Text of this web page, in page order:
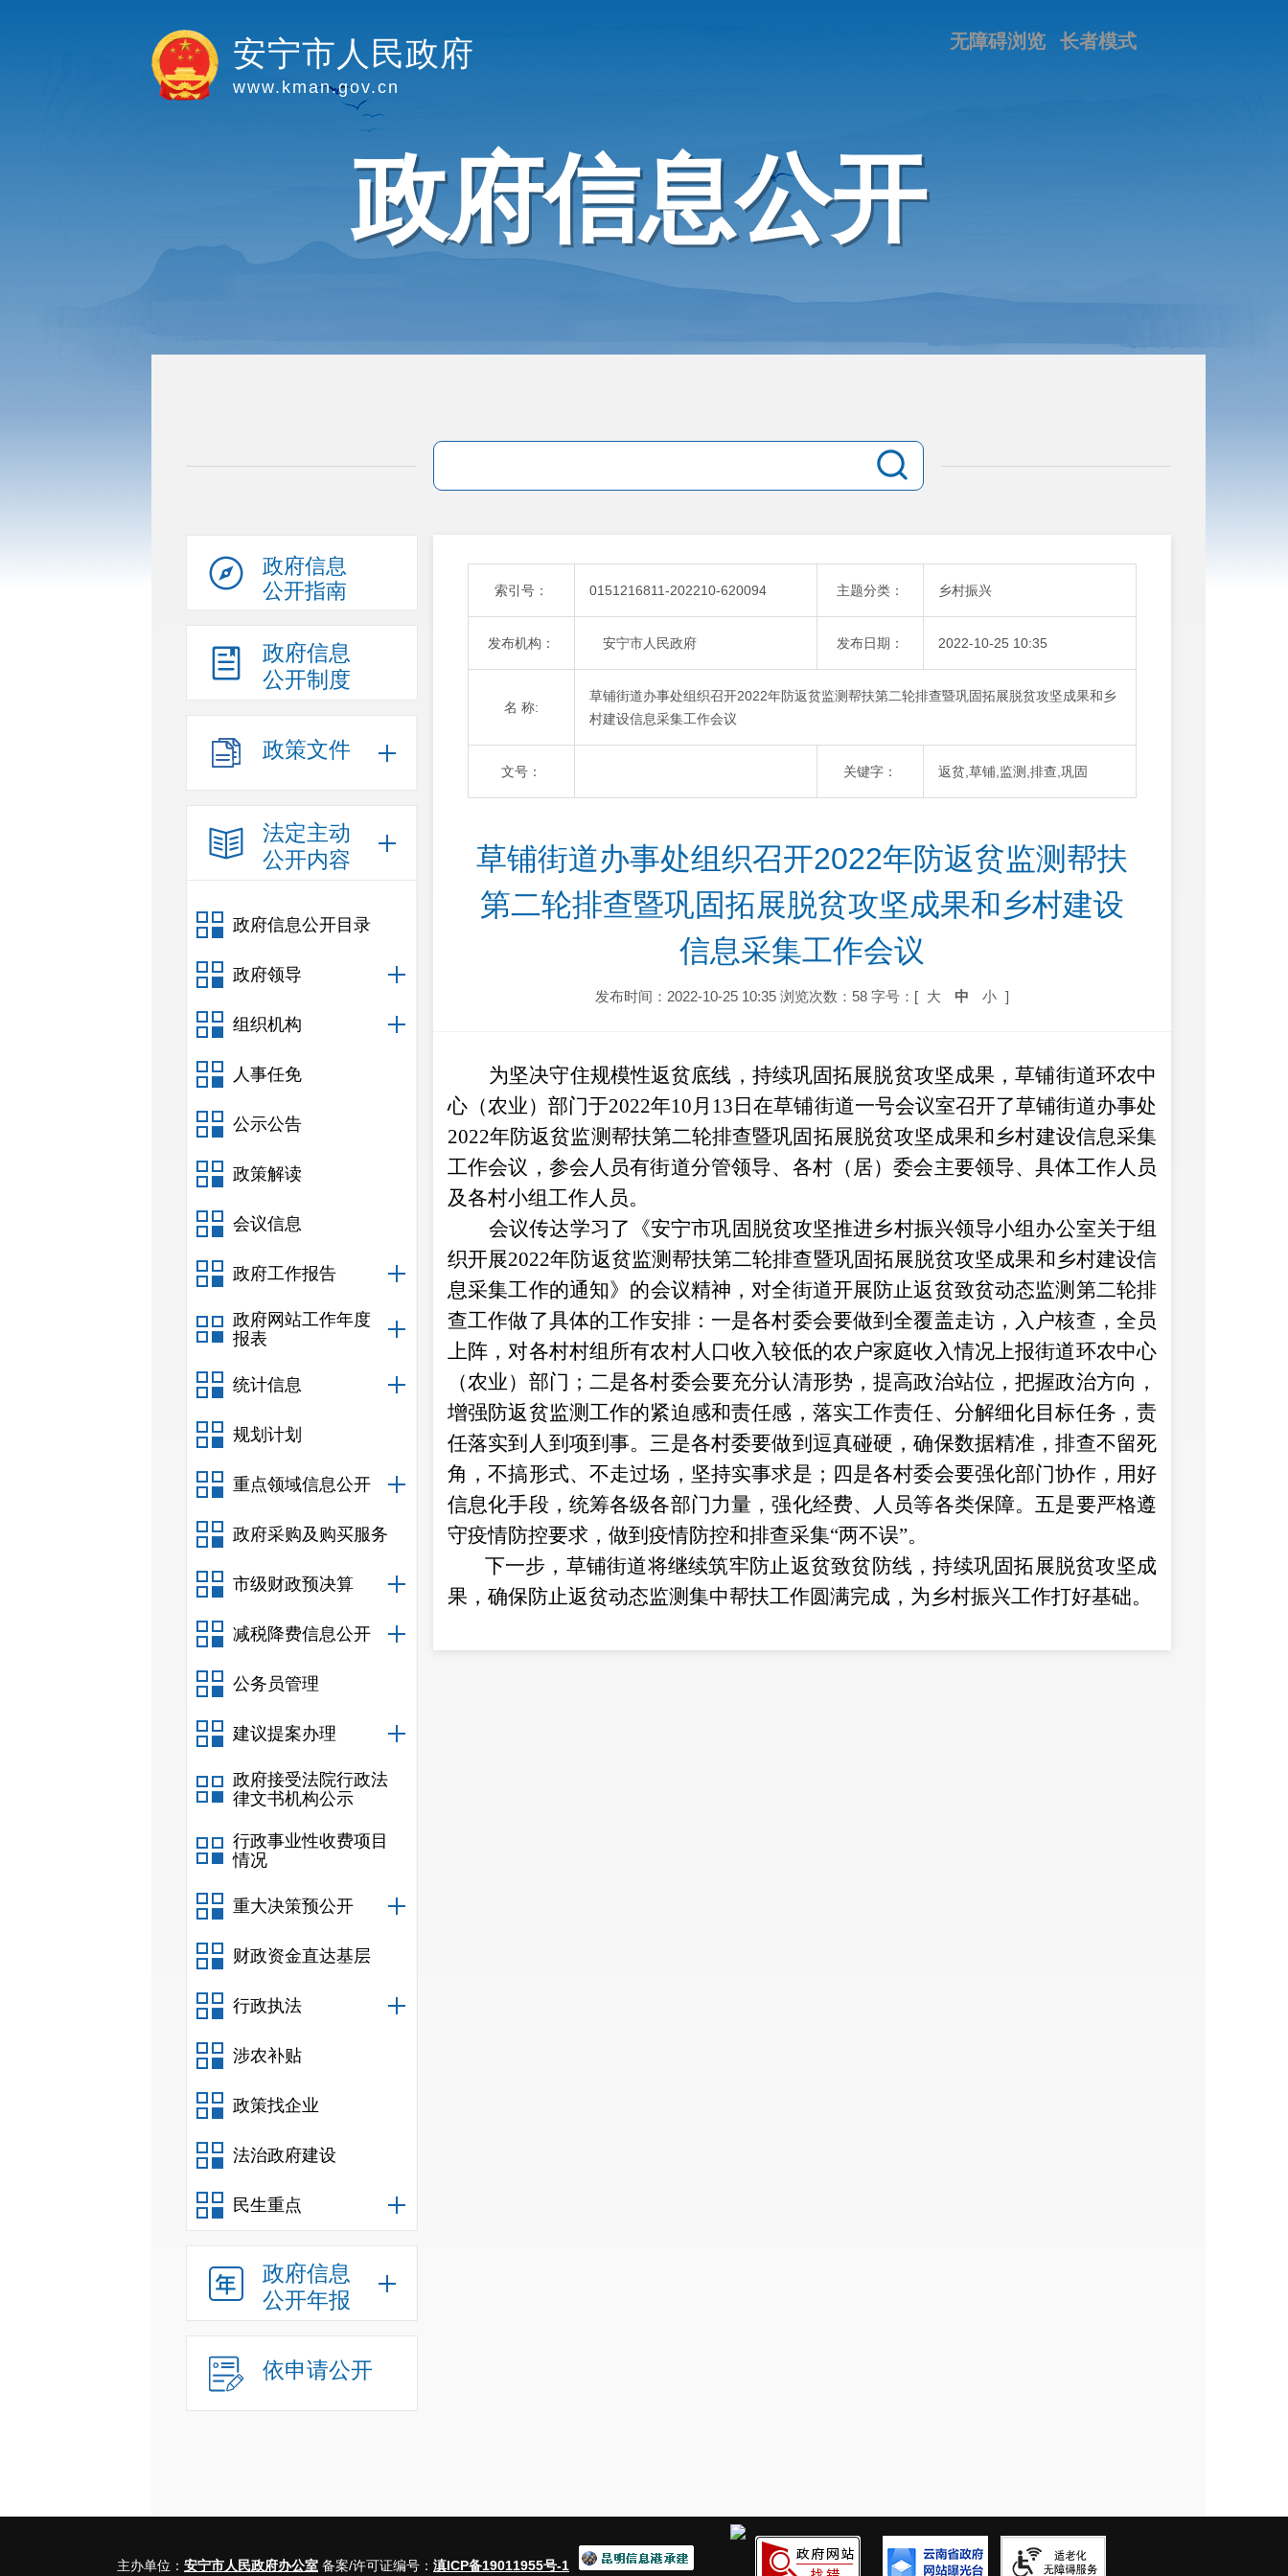
长者模式
无障碍浏览
安宁市人民政府
www.kman.gov.cn
政府信息公开
政府信息
公开指南
政府信息
公开制度
政策文件
法定主动
公开内容
政府信息公开目录
政府领导
组织机构
人事任免
公示公告
政策解读
会议信息
政府工作报告
政府网站工作年度
报表
统计信息
规划计划
重点领域信息公开
政府采购及购买服务
市级财政预决算
减税降费信息公开
公务员管理
建议提案办理
政府接受法院行政法
律文书机构公示
行政事业性收费项目
情况
重大决策预公开
财政资金直达基层
行政执法
涉农补贴
政策找企业
法治政府建设
民生重点
政府信息
公开年报
依申请公开
索引号： 0151216811-202210-620094 主题分类： 乡村振兴
发布机构： 安宁市人民政府 发布日期： 2022-10-25 10:35
名 称:
草铺街道办事处组织召开2022年防返贫监测帮扶第二轮排查暨巩固拓展脱贫攻坚成果和乡
村建设信息采集工作会议
文号： 关键字： 返贫,草铺,监测,排查,巩固
草铺街道办事处组织召开2022年防返贫监测帮扶
第二轮排查暨巩固拓展脱贫攻坚成果和乡村建设
信息采集工作会议
发布时间：2022-10-25 10:35 浏览次数：58 字号：[ 大 中 小 ]
为坚决守住规模性返贫底线，持续巩固拓展脱贫攻坚成果，草铺街道环农中
心（农业）部门于2022年10月13日在草铺街道一号会议室召开了草铺街道办事处
2022年防返贫监测帮扶第二轮排查暨巩固拓展脱贫攻坚成果和乡村建设信息采集
工作会议 ， 参会人员有街道分管领导、 各村（居）委会主要领导、具体工作人 员
及各村小组工作人员。
会议传达学习了
《安宁市巩固脱贫攻坚推进乡村振兴领导小组办公室关于组
织开展2022年防返贫监测帮扶第二轮排查暨巩固拓展脱贫攻坚成果和乡村建设信
息采集工作的通知》 的会议精神，对全街道开展防止返贫致贫动态监测 第二轮排
查工作做了具体的工作安排： 一是各村委会要做到全覆盖走访， 入户核查 ， 全员
上阵，对各村村组所有农村人口收入较低的农户家庭收入情况上报街道环农中心
（农业）部门；二是各村委会要充分认清形势，提高政治站位，把握政治方向，
增强防返贫监测工作的紧迫感和责任感，落实工作责任、分解细化目标任务，责
任落实到人到项到事。三是各村委要做到 逗真碰硬，确保数据精准，排查不留死
角，不搞形式、不走过场 ， 坚持实事求是 ；四是各村委会要强化部门协作，用好
信息化手段， 统筹各级各部门力量，强化经费、人员等各类保障。五是要严格遵
守疫情防控要求，做到疫情防控和排查采集“两不误”。
下一步，草铺街道将继续筑牢防止返贫致贫防线，持续巩固拓展脱贫攻坚成
果，确保防止返贫动态监测集中帮扶工作圆满完成，为乡村振兴工作打好基础。
主办单位： 安宁市人民政府办公室 备案/许可证编号： 滇ICP备19011955号-1